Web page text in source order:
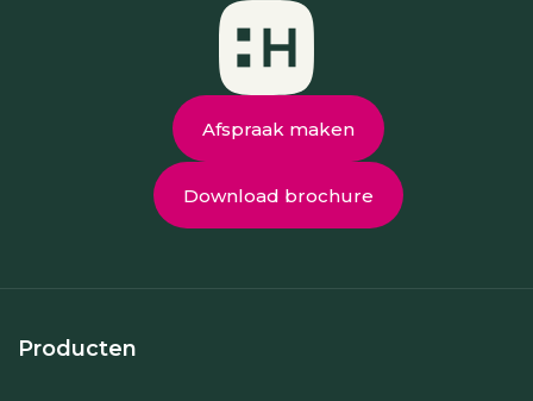
Afspraak maken
Download brochure
Producten